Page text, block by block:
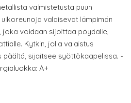
valmistetusta puun
valaisevat lämpimän
joka voidaan sijoittaa pöydälle,
Kytkin, jolla valaistus
päältä, sijaitsee syöttökaapelissa. -
A+